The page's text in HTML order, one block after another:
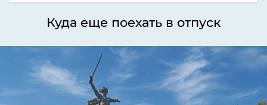
Куда еще поехать в отпуск